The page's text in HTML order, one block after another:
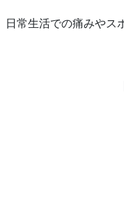
日常生活での痛みやス